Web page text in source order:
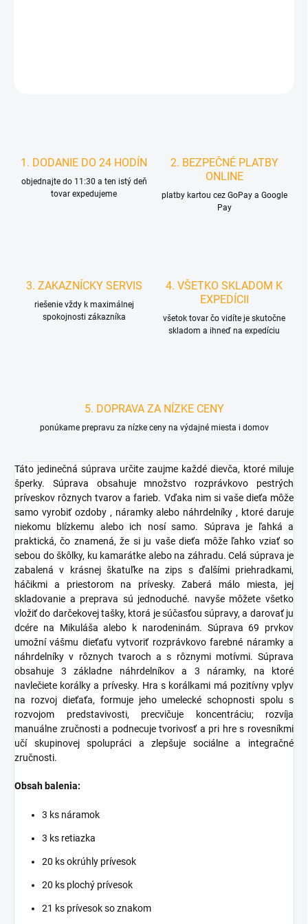
1. DODANIE DO 24 HODÍN
objednajte do 11:30 a ten istý deň
tovar expedujeme
2. BEZPEČNÉ PLATBY
ONLINE
platby kartou cez GoPay a Google
Pay
3. ZAKAZNÍCKY SERVIS
riešenie vždy k maximálnej
spokojnosti zákazníka
4. VŠETKO SKLADOM K
EXPEDÍCII
všetok tovar čo vidíte je skutočne
skladom a ihneď na expedíciu
5. DOPRAVA ZA NÍZKE CENY
ponúkame prepravu za nízke ceny na výdajné miesta i domov
Táto jedinečná súprava určite zaujme každé dievča, ktoré miluje
šperky. Súprava obsahuje množstvo rozprávkovo pestrých
príveskov rôznych tvarov a farieb. Vďaka nim si vaše dieťa môže
samo vyrobiť ozdoby , náramky alebo náhrdelníky , ktoré daruje
niekomu blízkemu alebo ich nosí samo. Súprava je ľahká a
praktická, čo znamená, že si ju vaše dieťa môže ľahko vziať so
sebou do škôlky, ku kamarátke alebo na záhradu. Celá súprava je
zabalená v krásnej škatuľke na zips s ďalšími priehradkami,
háčikmi a priestorom na prívesky. Zaberá málo miesta, jej
skladovanie a preprava sú jednoduché. navyše môžete všetko
vložiť do darčekovej tašky, ktorá je súčasťou súpravy, a darovať ju
dcére na Mikuláša alebo k narodeninám. Súprava 69 prvkov
umožní vášmu dieťaťu vytvoriť rozprávkovo farebné náramky a
náhrdelníky v rôznych tvaroch a s rôznymi motívmi. Súprava
obsahuje 3 základne náhrdelníkov a 3 náramky, na ktoré
navlečiete korálky a prívesky. Hra s korálkami má pozitívny vplyv
na rozvoj dieťaťa, formuje jeho umelecké schopnosti spolu s
rozvojom predstavivosti, precvičuje koncentráciu; rozvíja
manuálne zručnosti a podnecuje tvorivosť a pri hre s rovesníkmi
učí skupinovej spolupráci a zlepšuje sociálne a integračné
zručnosti.
Obsah balenia:
3 ks náramok
3 ks retiazka
20 ks okrúhly prívesok
20 ks plochý prívesok
21 ks prívesok so znakom